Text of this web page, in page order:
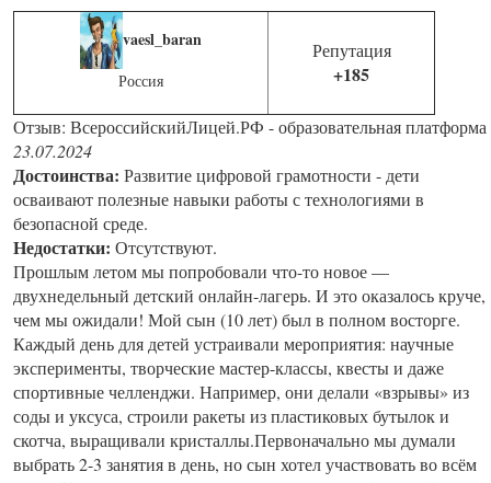
vaesl_baran
Россия
Репутация
+185
Отзыв: ВсероссийскийЛицей.РФ - образовательная платформа
23.07.2024
Достоинства: Развитие цифровой грамотности - дети
осваивают полезные навыки работы с технологиями в
безопасной среде.
Недостатки: Отсутствуют.
Прошлым летом мы попробовали что-то новое —
двухнедельный детский онлайн-лагерь. И это оказалось круче,
чем мы ожидали! Мой сын (10 лет) был в полном восторге.
Каждый день для детей устраивали мероприятия: научные
эксперименты, творческие мастер-классы, квесты и даже
спортивные челленджи. Например, они делали «взрывы» из
соды и уксуса, строили ракеты из пластиковых бутылок и
скотча, выращивали кристаллы.Первоначально мы думали
выбрать 2-3 занятия в день, но сын хотел участвовать во всём